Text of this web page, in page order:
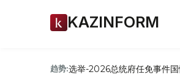
KAZINFORM
趋势:选举-2026总统府任免事件